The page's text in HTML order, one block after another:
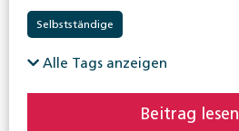
Selbstständige
Alle Tags anzeigen
Beitrag lesen